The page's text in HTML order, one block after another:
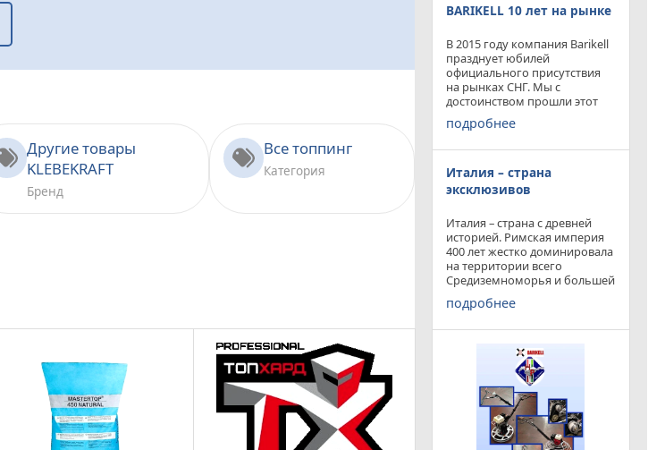
Другие товары
KLEBEKRAFT
Бренд
Все топпинг
Категория
BARIKELL 10 лет на рынке
В 2015 году компания Barikell
празднует юбилей
официального присутствия
на рынках СНГ. Мы с
достоинством прошли этот
отрезок времени ,
конкурируя с
результатов и целей которые
перед собой ставили.
подробнее
Италия – страна
эксклюзивов
Италия – страна с древней
историей. Римская империя
400 лет жестко доминировала
на территории всего
Средиземноморья и большей
частью Европы. Императоры
и правители аппенин
Каждый гражданин Земли
подробнее